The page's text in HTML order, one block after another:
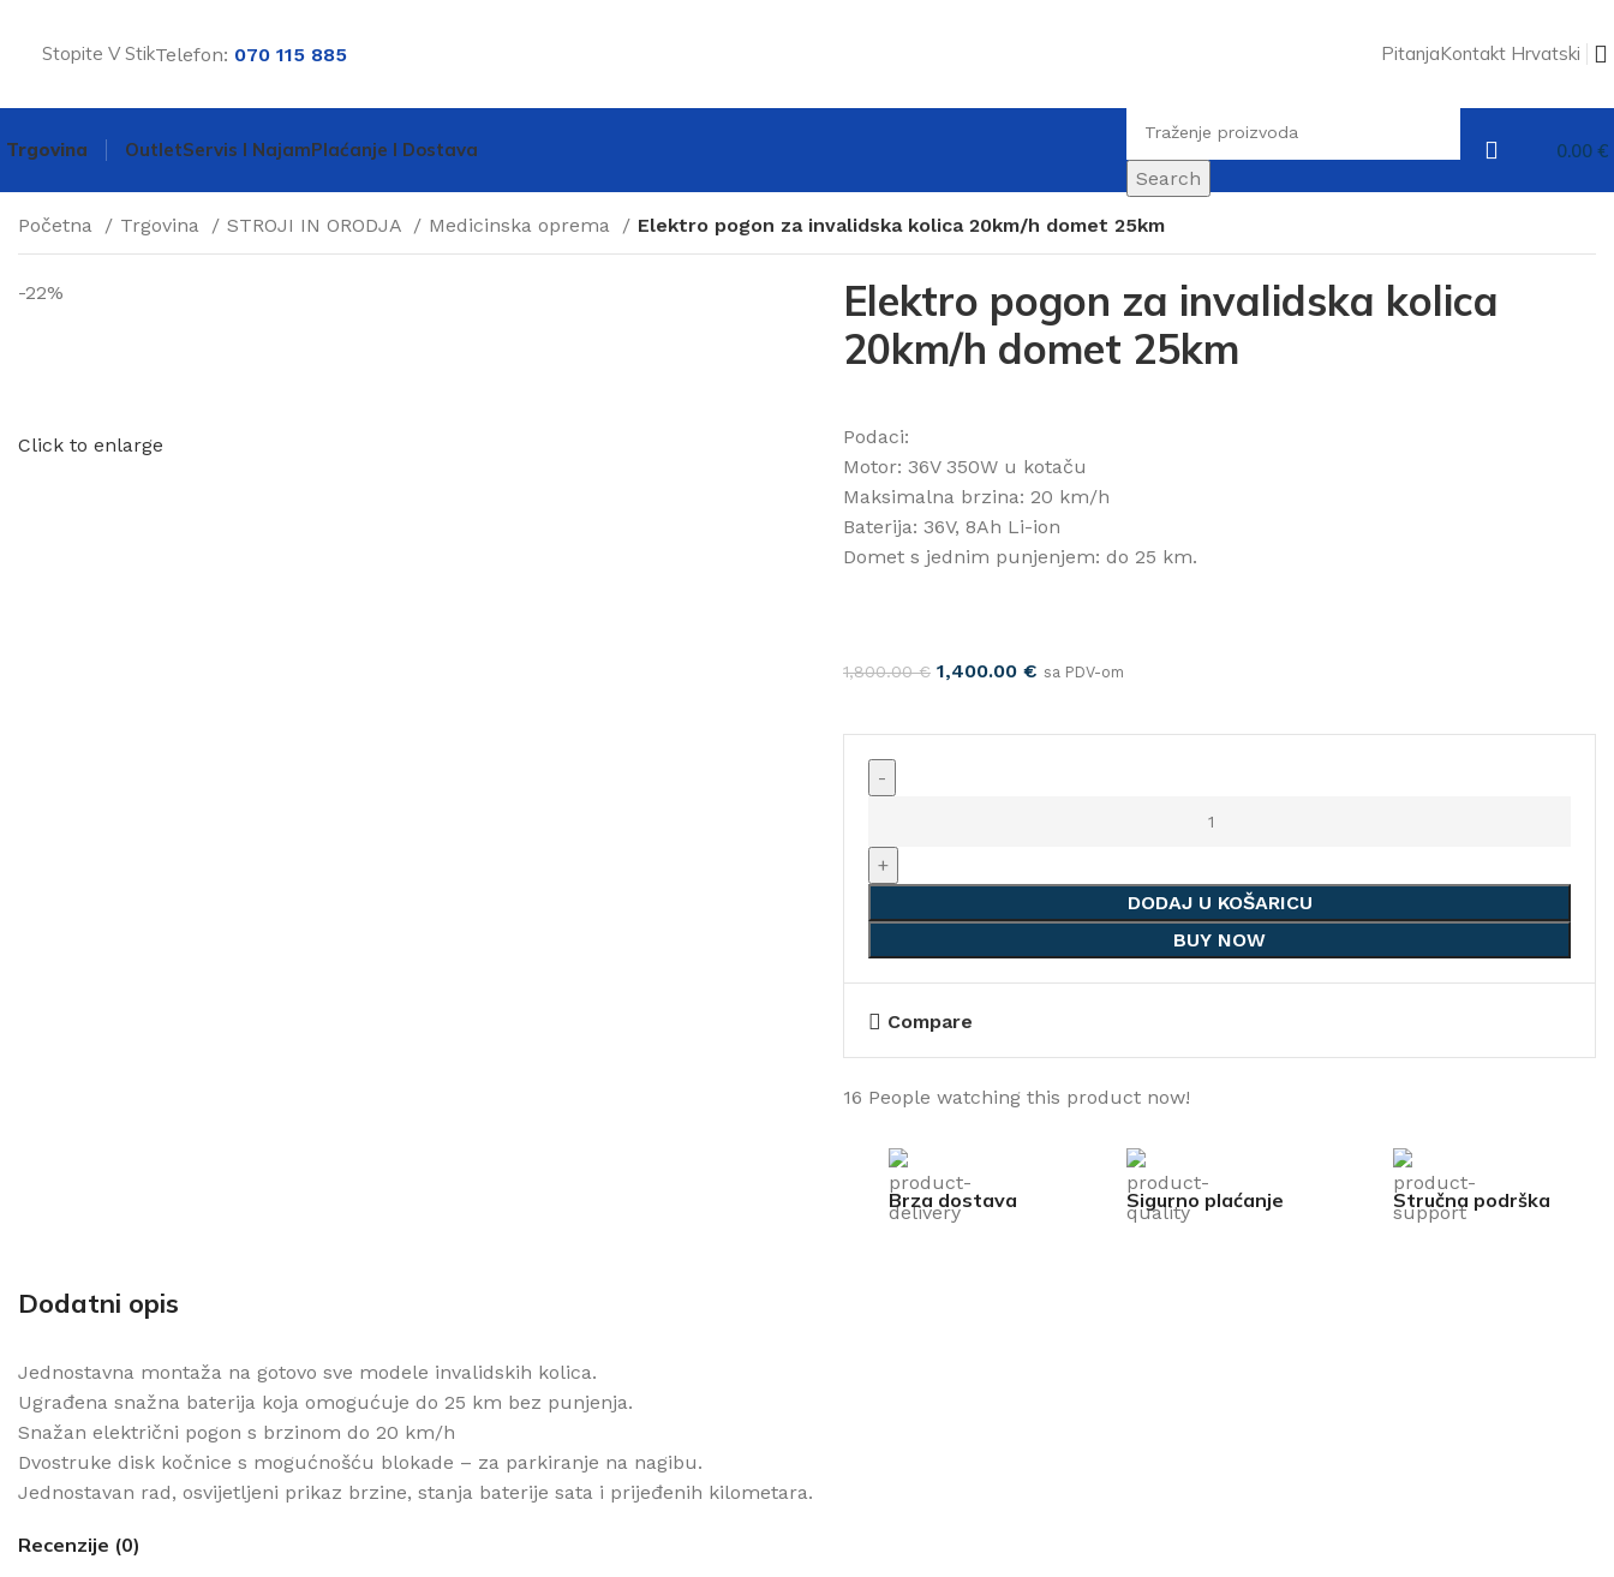
Stopite V StikTelefon: 070 115 885 PitanjaKontakt Hrvatski
Trgovina OutletServis I NajamPlaćanje I Dostava
Search
0.00 €
Početna Trgovina STROJI IN ORODJA Medicinska oprema Elektro pogon za invalidska kolica 20km/h domet 25km
-22%
Click to enlarge
Elektro pogon za invalidska kolica
20km/h domet 25km
Podaci:
Motor: 36V 350W u kotaču
Maksimalna brzina: 20 km/h
Baterija: 36V, 8Ah Li-ion
Domet s jednim punjenjem: do 25 km.
1,800.00€ Original
was:
1,400.00 € Current
is:
sa PDV-om
za
kolica
20km/h
domet
25km
DODAJ U KOŠARICU
BUY NOW
Compare
16 People watching this product now!
Brza dostava Sigurno plaćanje Stručna podrška
Dodatni opis
Jednostavna montaža na gotovo sve modele invalidskih kolica.
Ugrađena snažna baterija koja omogućuje do 25 km bez punjenja.
Snažan električni pogon s brzinom do 20 km/h
Dvostruke disk kočnice s mogućnošću blokade – za parkiranje na nagibu.
Jednostavan rad, osvijetljeni prikaz brzine, stanja baterije sata i prijeđenih kilometara.
Recenzije (0)